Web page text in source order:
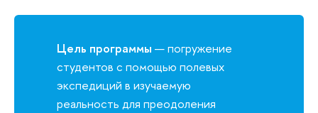
Цель программы — погружение
студентов с помощью полевых
экспедиций в изучаемую
реальность для преодоления